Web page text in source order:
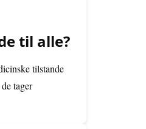
til alle?
tilstande
tager